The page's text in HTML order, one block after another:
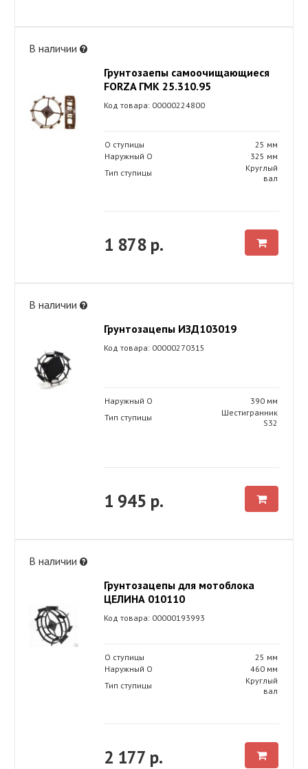
В наличии
Грунтозаепы самоочищающиеся
FORZA ГМК 25.310.95
Код товара: 00000224800
O ступицы
25 мм
Наружный O
325 мм
Тип ступицы
Круглый
вал
1 878 р.
В наличии
Грунтозацепы ИЗД103019
Код товара: 00000270315
Наружный O
390 мм
Тип ступицы
Шестигранник
S32
1 945 р.
В наличии
Грунтозацепы для мотоблока
ЦЕЛИНА 010110
Код товара: 00000193993
O ступицы
25 мм
Наружный O
460 мм
Тип ступицы
Круглый
вал
2 177 р.